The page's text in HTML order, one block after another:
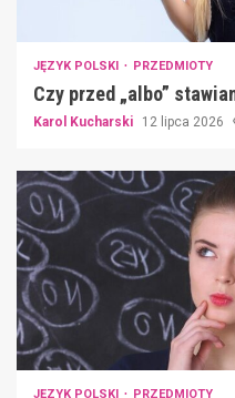
JĘZYK POLSKI PRZEDMIOTY
Czy przed „albo”
Karol Kucharski 12 lipca 2026
JĘZYK POLSKI PRZEDMIOTY